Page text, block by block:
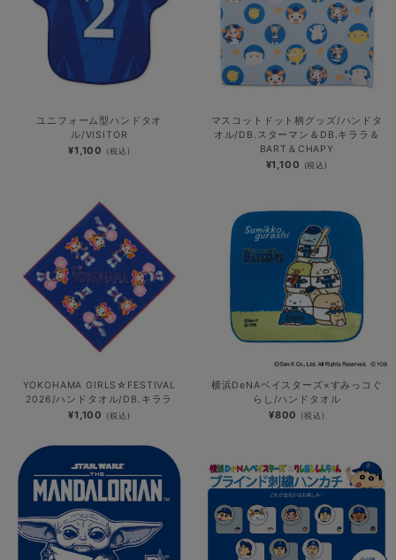
ユニフォーム型ハンドタオ
ル/VISITOR
¥1,100 (税込)
マスコットドット柄グッズ/ハンドタ
オル/DB.スターマン＆DB.キララ＆
BART＆CHAPY
¥1,100 (税込)
YOKOHAMA GIRLS☆FESTIVAL
2026/ハンドタオル/DB.キララ
¥1,100 (税込)
横浜DeNAベイスターズ×すみっコぐ
らし/ハンドタオル
¥800 (税込)